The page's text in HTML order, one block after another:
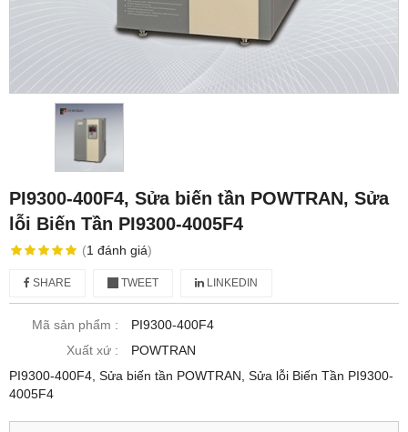
PI9300-400F4, Sửa biến tần POWTRAN, Sửa
lỗi Biến Tần PI9300-4005F4
(1 đánh giá)
SHARE TWEET LINKEDIN
Mã sản phẩm :
PI9300-400F4
Xuất xứ :
POWTRAN
PI9300-400F4, Sửa biến tần POWTRAN, Sửa lỗi Biến Tần PI9300-
4005F4